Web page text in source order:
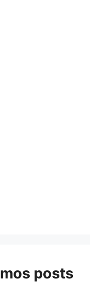
posts